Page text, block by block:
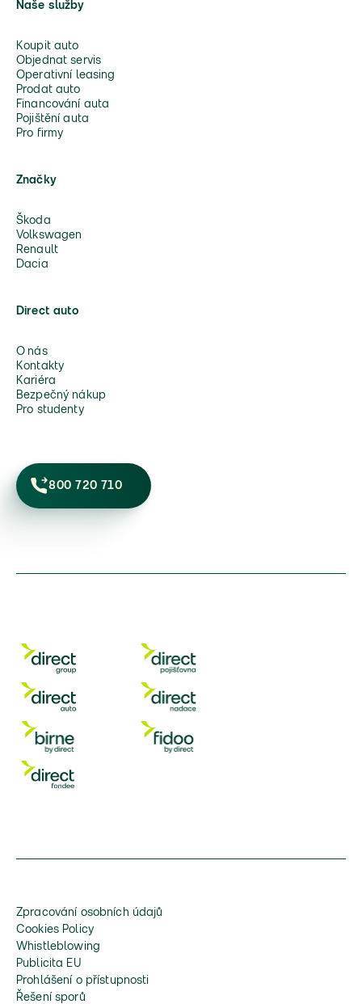
Naše služby
Koupit auto
Objednat servis
Operativní leasing
Prodat auto
Financování auta
Pojištění auta
Pro firmy
Značky
Škoda
Volkswagen
Renault
Dacia
Direct auto
O nás
Kontakty
Kariéra
Bezpečný nákup
Pro studenty
800 720 710
Zpracování osobních údajů
Cookies Policy
Whistleblowing
Publicita EU
Prohlášení o přístupnosti
Řešení sporů